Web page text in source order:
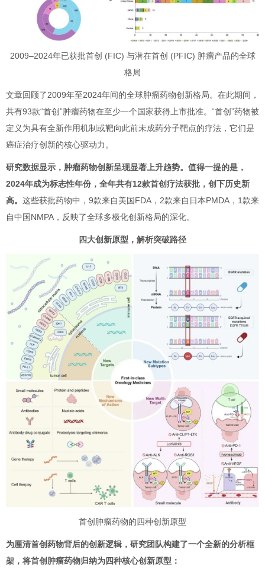
2009–2024年已获批首创 (FIC) 与潜在首创 (PFIC) 肿瘤产品的全球
格局
文章回顾了2009年至2024年间的全球肿瘤药物创新格局。在此期间，
共有93款“首创”肿瘤药物在至少一个国家获得上市批准。“首创”药物被
定义为具有全新作用机制或靶向此前未成药分子靶点的疗法，它们是
癌症治疗创新的核心驱动力。
研究数据显示，肿瘤药物创新呈现显著上升趋势。值得一提的是，
2024年成为标志性年份，全年共有12款首创疗法获批，创下历史新
高。 这些获批药物中，9款来自美国FDA，2款来自日本PMDA，1款来
自中国NMPA，反映了全球多极化创新格局的深化。
四大创新原型，解析突破路径
首创肿瘤药物的四种创新原型
为厘清首创药物背后的创新逻辑，研究团队构建了一个全新的分析框
架，将首创肿瘤药物归纳为四种核心创新原型：